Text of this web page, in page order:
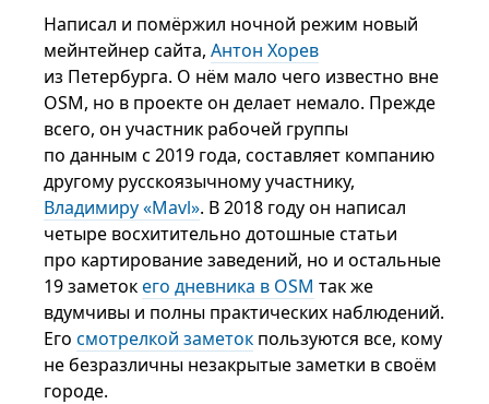
Написал и помёржил ночной режим новый
мейнтейнер сайта,Антон Хорев
из Петербурга. О нём мало чего известно вне
OSM, но в проекте он делает немало. Прежде
всего, он участник рабочей группы
по данным с 2019 года, составляет компанию
другому русскоязычному участнику,
Владимиру «Mavl». В 2018 году он написал
четыре восхитительно дотошные статьи
про картирование заведений, но и остальные
19 заметокего дневника в OSM так же
вдумчивы и полны практических наблюдений.
Егосмотрелкой заметок пользуются все, кому
не безразличны незакрытые заметки в своём
городе.